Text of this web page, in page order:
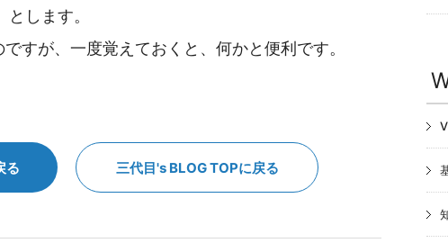
します。
すが、一度覚えておくと、何かと便利です。
る 三代目's BLOG TOPに戻る